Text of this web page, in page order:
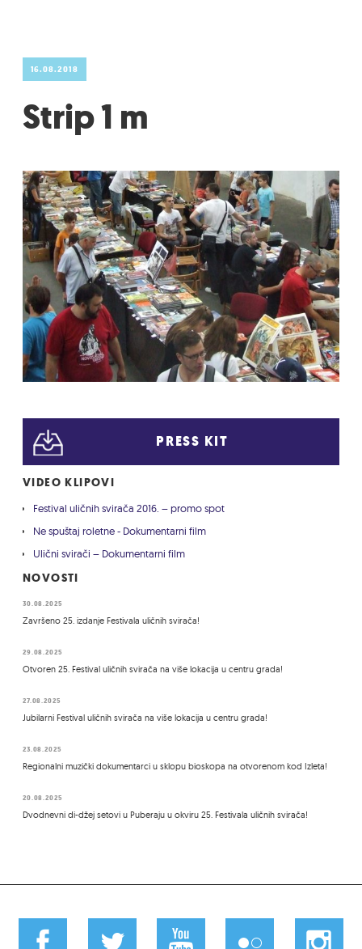
16.08.2018
Strip 1 m
PRESS KIT
VIDEO KLIPOVI
Festival uličnih svirača 2016. – promo spot
Ne spuštaj roletne - Dokumentarni film
Ulični svirači – Dokumentarni film
NOVOSTI
30.08.2025
Završeno 25. izdanje Festivala uličnih svirača!
29.08.2025
Otvoren 25. Festival uličnih svirača na više lokacija u centru grada!
27.08.2025
Jubilarni Festival uličnih svirača na više lokacija u centru grada!
23.08.2025
Regionalni muzički dokumentarci u sklopu bioskopa na otvorenom kod Izleta!
20.08.2025
Dvodnevni di-džej setovi u Puberaju u okviru 25. Festivala uličnih svirača!